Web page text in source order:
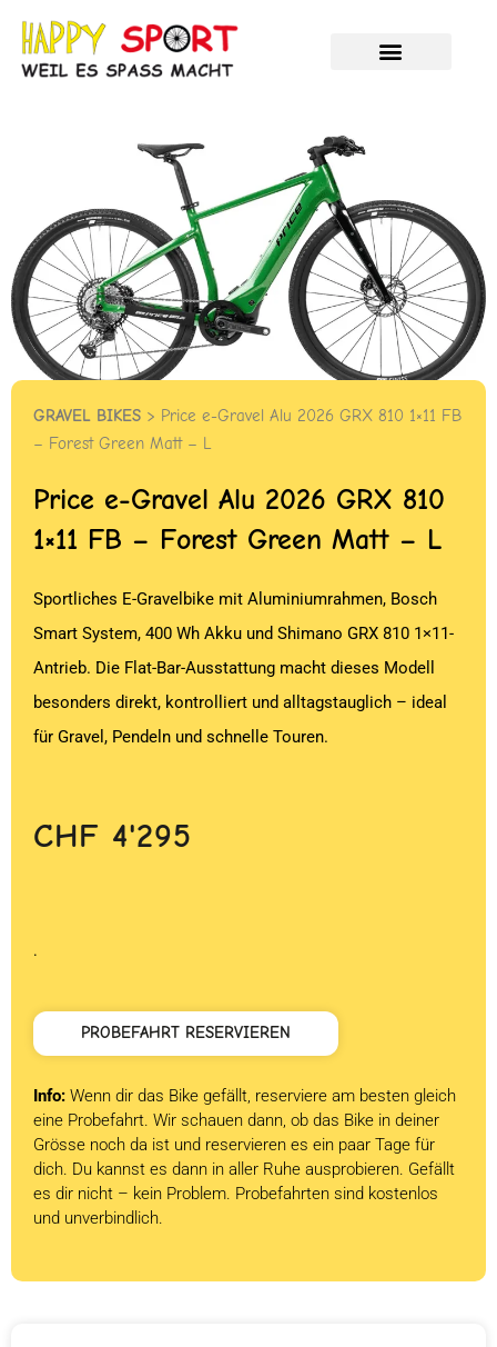
Inhalt
springen
GRAVEL BIKES > Price e-Gravel Alu 2026 GRX 810 1×11 FB
– Forest Green Matt – L
Price e-Gravel Alu 2026 GRX 810
1×11 FB – Forest Green Matt – L
Sportliches E-Gravelbike mit Aluminiumrahmen, Bosch
Smart System, 400 Wh Akku und Shimano GRX 810 1×11-
Antrieb. Die Flat-Bar-Ausstattung macht dieses Modell
besonders direkt, kontrolliert und alltagstauglich – ideal
für Gravel, Pendeln und schnelle Touren.
CHF 4'295
.
PROBEFAHRT RESERVIEREN
Info: Wenn dir das Bike gefällt, reserviere am besten gleich
eine Probefahrt. Wir schauen dann, ob das Bike in deiner
Grösse noch da ist und reservieren es ein paar Tage für
dich. Du kannst es dann in aller Ruhe ausprobieren. Gefällt
es dir nicht – kein Problem. Probefahrten sind kostenlos
und unverbindlich.